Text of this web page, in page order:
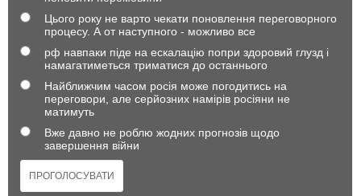
Цього року не варто чекати поновлення переговорного
процесу. А от наступного - можливо все
рф навпаки піде на ескалацію попри здоровий глузд і
намагатиметься триматися до останнього
Найближчим часом росія може погодитись на
переговори, але серйозних намірів росіяни не
матимуть
Вже давно не роблю жодних прогнозів щодо
завершення війни